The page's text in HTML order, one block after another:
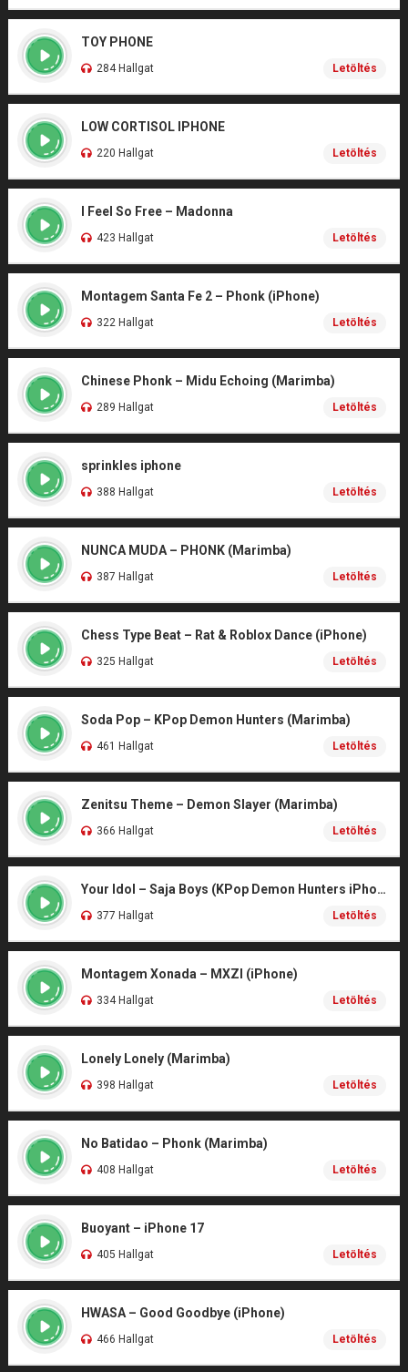
TOY PHONE
284 Hallgat Letöltés
LOW CORTISOL IPHONE
220 Hallgat Letöltés
I Feel So Free – Madonna
423 Hallgat Letöltés
Montagem Santa Fe 2 – Phonk (iPhone)
322 Hallgat Letöltés
Chinese Phonk – Midu Echoing (Marimba)
289 Hallgat Letöltés
sprinkles iphone
388 Hallgat Letöltés
NUNCA MUDA – PHONK (Marimba)
387 Hallgat Letöltés
Chess Type Beat – Rat & Roblox Dance (iPhone)
325 Hallgat Letöltés
Soda Pop – KPop Demon Hunters (Marimba)
461 Hallgat Letöltés
Zenitsu Theme – Demon Slayer (Marimba)
366 Hallgat Letöltés
Your Idol – Saja Boys (KPop Demon Hunters iPhone)
377 Hallgat Letöltés
Montagem Xonada – MXZI (iPhone)
334 Hallgat Letöltés
Lonely Lonely (Marimba)
398 Hallgat Letöltés
No Batidao – Phonk (Marimba)
408 Hallgat Letöltés
Buoyant – iPhone 17
405 Hallgat Letöltés
HWASA – Good Goodbye (iPhone)
466 Hallgat Letöltés